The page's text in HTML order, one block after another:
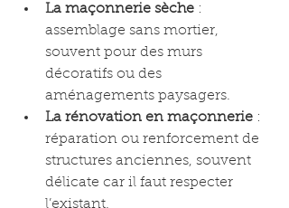
La maçonnerie sèche :
assemblage sans mortier,
souvent pour des murs
décoratifs ou des
aménagements paysagers.
La rénovation en maçonnerie :
réparation ou renforcement de
structures anciennes, souvent
délicate car il faut respecter
l’existant.